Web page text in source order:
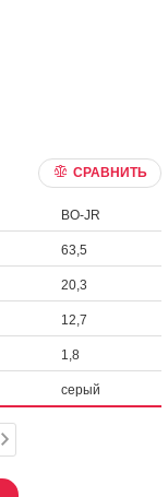
СРАВНИТЬ
BO-JR
63,5
20,3
12,7
1,8
серый